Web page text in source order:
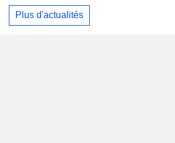
Plus d'actualités